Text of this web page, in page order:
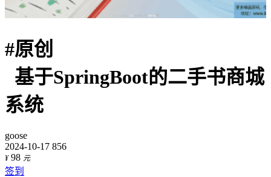
#原创
基于SpringBoot的二手书商城
系统
goose
2024-10-17 856
¥ 98 元
签到